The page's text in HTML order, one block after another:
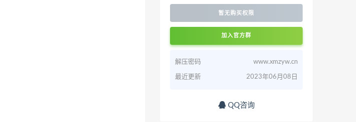
暂无购买权限
加入官方群
解压密码 www.xmzyw.cn
最近更新 2023年06月08日
QQ咨询